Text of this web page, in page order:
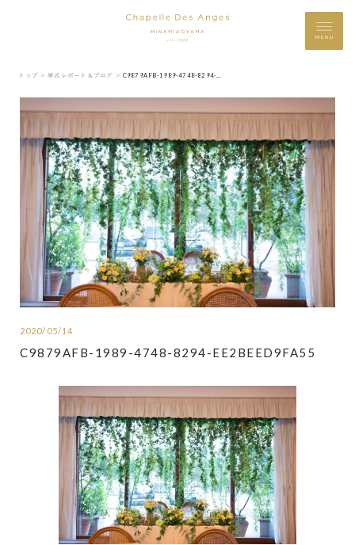
MENU
トップ ＞ 挙式レポート＆ブログ ＞
2020/05/14
C9879AFB-1989-4748-8294-EE2BEED9FA55